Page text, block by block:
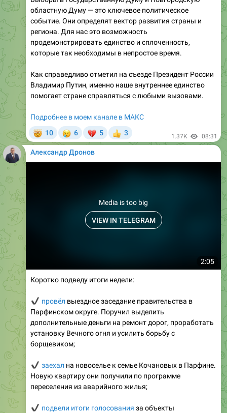
региона. Для нас это возможность
продемонстрировать единство и сплоченность,
которые так необходимы в непростое время.
Как справедливо отметил на съезде Президент России
помогает стране справляться с любыми вызовами.
Подробнее в моем канале в МАКС
💔
Александр Дронов
VIEW IN TELEGRAM
провёлвыездное заседание правительства в
дополнительные деньги на ремонт дорог, проработать
установку Вечного огня и усилить борьбу с
борщевиком;
заехална новоселье к семье Кочановых в Парфине.
переселения из аварийного жилья;
️ подвели итоги голосованияза объекты
общественные территории, которые преобразятся в